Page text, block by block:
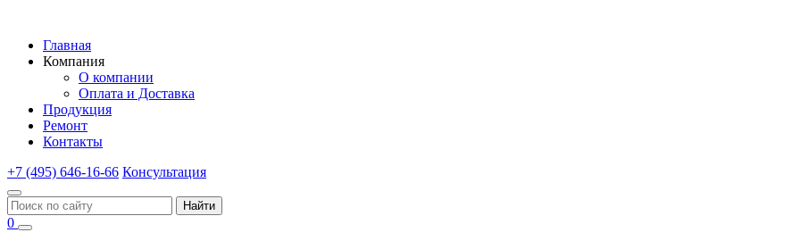
Главная
Компания
О компании
Оплата и Доставка
Продукция
Ремонт
Контакты
+7 (495) 646-16-66 Консультация
Найти
0